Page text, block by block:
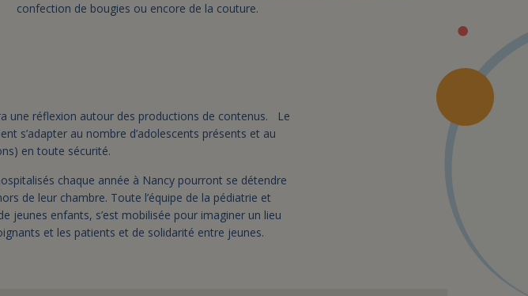
confection de bougies ou encore de la couture.
une réflexion autour des productions de contenus. Le
s’adapter au nombre d’adolescents présents et au
en toute sécurité.
chaque année à Nancy pourront se détendre
de leur chambre. Toute l’équipe de la pédiatrie et
jeunes enfants, s’est mobilisée pour imaginer un lieu
et les patients et de solidarité entre jeunes.